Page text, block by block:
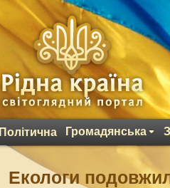
Політична Громадянська
Екологи